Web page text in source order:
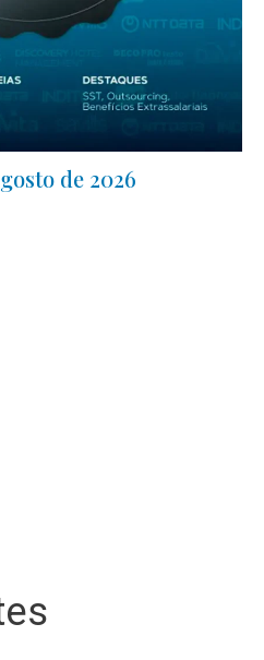
de 2026